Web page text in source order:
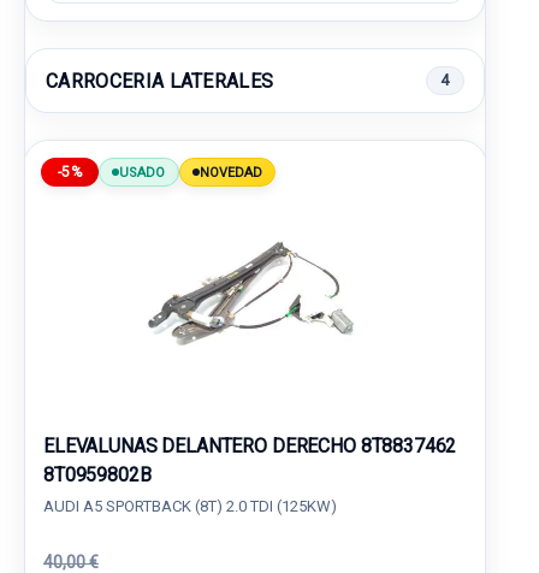
CARROCERIA LATERALES 4
-5% USADO NOVEDAD
ELEVALUNAS DELANTERO DERECHO 8T8837462
8T0959802B
AUDI A5 SPORTBACK (8T) 2.0 TDI (125KW)
40,00 €